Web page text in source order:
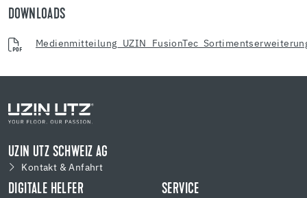
DOWNLOADS
UZIN UTZ SCHWEIZ AG
Kontakt & Anfahrt
DIGITALE HELFER SERVICE